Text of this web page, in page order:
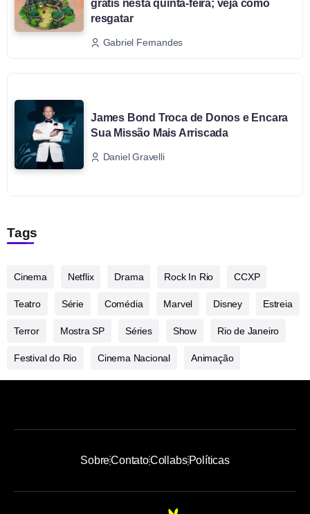
grátis nesta quinta-feira; veja como
resgatar
Gabriel Fernandes
James Bond Troca de Donos e Encara
Sua Missão Mais Arriscada
Daniel Gravelli
Tags
Cinema Netflix Drama Rock In Rio CCXP
Teatro Série Comédia Marvel Disney Estreia
Terror Mostra SP Séries Show Rio de Janeiro
Festival do Rio Cinema Nacional Animação
SobreContatoCollabsPolíticas